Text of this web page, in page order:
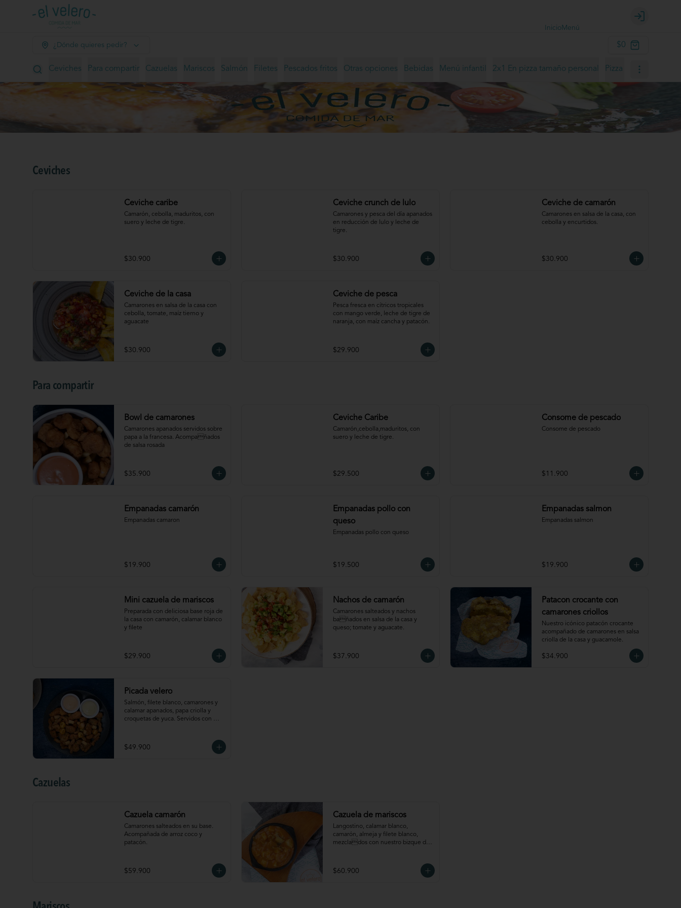
Inicio Menú
Login
¿Dónde quieres pedir? $0
Ceviches Para compartir Cazuelas Mariscos Salmón Filetes Pescados fritos Otras opciones Bebidas Menú infantil 2x1 En pizza tamaño personal Pizza Personal
Ceviches
Ceviche caribe
Camarón, cebolla, maduritos, con
suero y leche de tigre.
$30.900
Ceviche crunch de lulo
Camarones y pesca del día apanados
en reducción de lulo y leche de
tigre.
$30.900
Ceviche de camarón
Camarones en salsa de la casa, con
cebolla y encurtidos.
$30.900
Ceviche de la casa
Camarones en salsa de la casa con
cebolla, tomate, maíz tierno y
aguacate
$30.900
Ceviche de pesca
Pesca fresca en cítricos tropicales
con mango verde, leche de tigre de
naranja, con maíz cancha y patacón.
$29.900
Para compartir
Bowl de camarones
Camarones apanados servidos sobre
papa a la francesa. Acompañados
de salsa rosada
$35.900
Ceviche Caribe
Camarón,cebolla,maduritos, con
suero y leche de tigre.
$29.500
Consome de pescado
Consome de pescado
$11.900
Empanadas camarón
Empanadas camaron
$19.900
Empanadas pollo con
queso
Empanadas pollo con queso
$19.500
Empanadas salmon
Empanadas salmon
$19.900
Mini cazuela de mariscos
Preparada con deliciosa base roja de
la casa con camarón, calamar blanco
y filete
$29.900
Nachos de camarón
Camarones salteados y nachos
bañados en salsa de la casa y
queso; tomate y aguacate.
$37.900
Patacon crocante con
camarones criollos
Nuestro icónico patacón crocante
acompañado de camarones en salsa
criolla de la casa y guacamole.
$34.900
Picada velero
Salmón, filete blanco, camarones y
calamar apanados, papa criolla y
croquetas de yuca. Servidos con
$49.900
Cazuelas
Cazuela camarón
Camarones salteados en su base.
Acompañada de arroz coco y
patacón.
$59.900
Cazuela de mariscos
Langostino, calamar blanco,
camarón, almeja y filete blanco,
mezclados con nuestro bizque de
$60.900